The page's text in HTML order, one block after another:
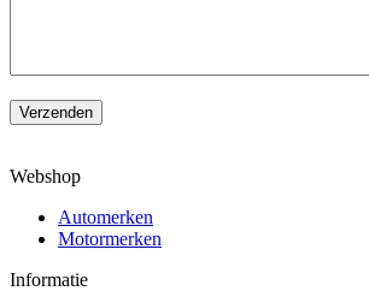
Verzenden
Webshop
Automerken
Motormerken
Informatie